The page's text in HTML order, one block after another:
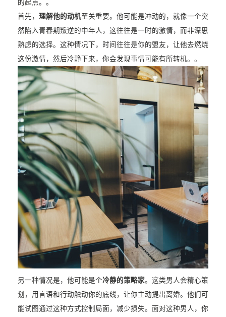
的起点。。
首先， 理解他的动机至关重要。他可能是冲动的，就像一个突
然陷入青春期叛逆的中年人，这往往是一时的激情，而非深思
熟虑的选择。这种情况下，时间往往是你的盟友，让他去燃烧
这份激情，然后冷静下来，你会发现事情可能有所转机。。
另一种情况是，他可能是个冷静的策略家。这类男人会精心策
划，用言语和行动触动你的底线，让你主动提出离婚。他们可
能试图通过这种方式控制局面，减少损失。面对这种男人，你